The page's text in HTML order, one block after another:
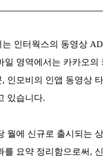
인터웍스의 동영상
일 영역에서는 카카오의
인모비의 인앱 동영상
있습니다.
월에 신규로 출시되는
를 요약 정리함으로써,